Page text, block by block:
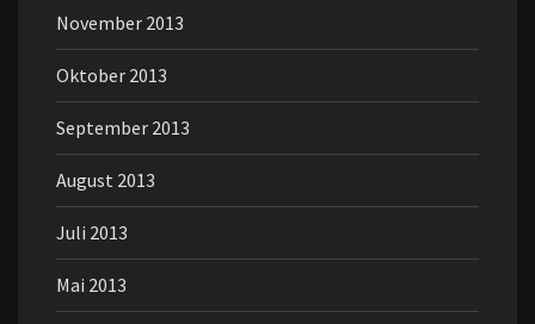
November 2013
Oktober 2013
September 2013
August 2013
Juli 2013
Mai 2013